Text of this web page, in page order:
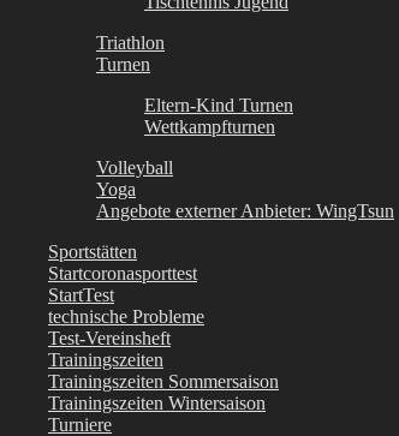
Triathlon
Turnen
Eltern-Kind Turnen
Wettkampfturnen
Volleyball
Yoga
Angebote externer Anbieter: WingTsun
Sportstätten
Startcoronasporttest
StartTest
technische Probleme
Test-Vereinsheft
Trainingszeiten
Trainingszeiten Sommersaison
Trainingszeiten Wintersaison
Turniere